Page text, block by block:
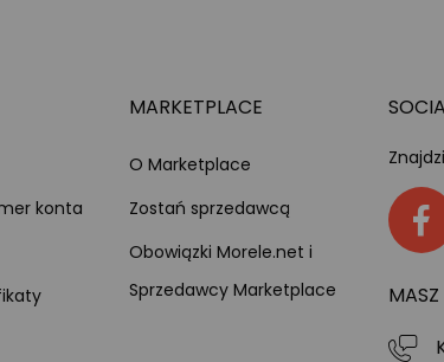
konta
MARKETPLACE
O Marketplace
Zostań sprzedawcą
Obowiązki Morele.net i
Sprzedawcy Marketplace